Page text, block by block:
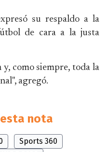
su respaldo a la
de cara a la justa
y, como siempre, toda la
agregó.
nota
Sports 360